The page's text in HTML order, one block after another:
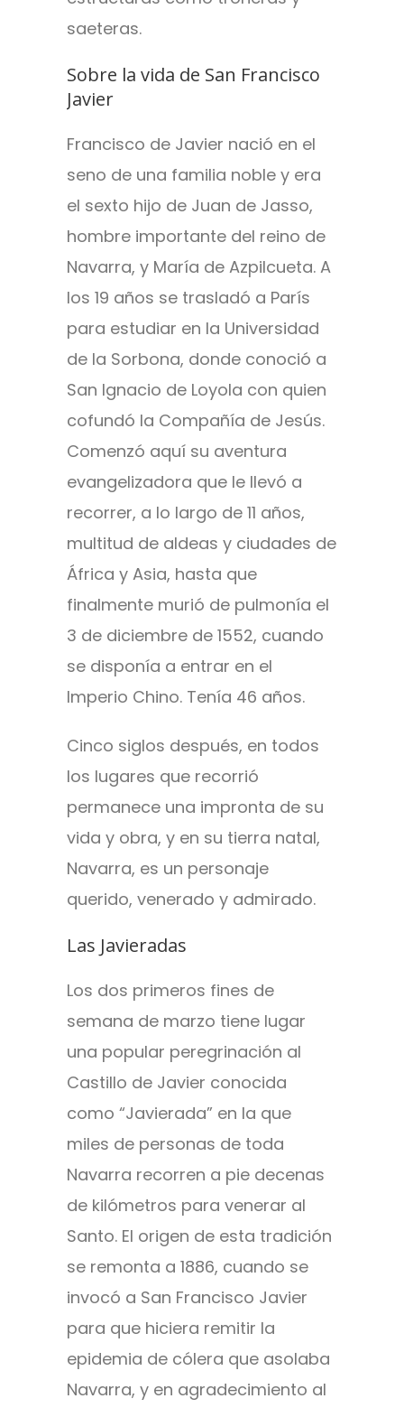
saeteras.
Sobre la vida de San Francisco
Javier
Francisco de Javier nació en el
seno de una familia noble y era
el sexto hijo de Juan de Jasso,
hombre importante del reino de
Navarra, y María de Azpilcueta. A
los 19 años se trasladó a París
para estudiar en la Universidad
de la Sorbona, donde conoció a
San Ignacio de Loyola con quien
cofundó la Compañía de Jesús.
Comenzó aquí su aventura
evangelizadora que le llevó a
recorrer, a lo largo de 11 años,
multitud de aldeas y ciudades de
África y Asia, hasta que
finalmente murió de pulmonía el
3 de diciembre de 1552, cuando
se disponía a entrar en el
Imperio Chino. Tenía 46 años.
Cinco siglos después, en todos
los lugares que recorrió
permanece una impronta de su
vida y obra, y en su tierra natal,
Navarra, es un personaje
querido, venerado y admirado.
Las Javieradas
Los dos primeros fines de
semana de marzo tiene lugar
una popular peregrinación al
Castillo de Javier conocida
como “Javierada” en la que
miles de personas de toda
Navarra recorren a pie decenas
de kilómetros para venerar al
Santo. El origen de esta tradición
se remonta a 1886, cuando se
invocó a San Francisco Javier
para que hiciera remitir la
epidemia de cólera que asolaba
Navarra, y en agradecimiento al